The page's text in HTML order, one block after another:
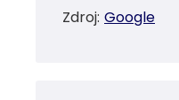
Zdroj: Google